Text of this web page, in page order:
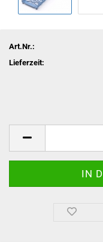
Art.Nr.:
Lieferzeit: